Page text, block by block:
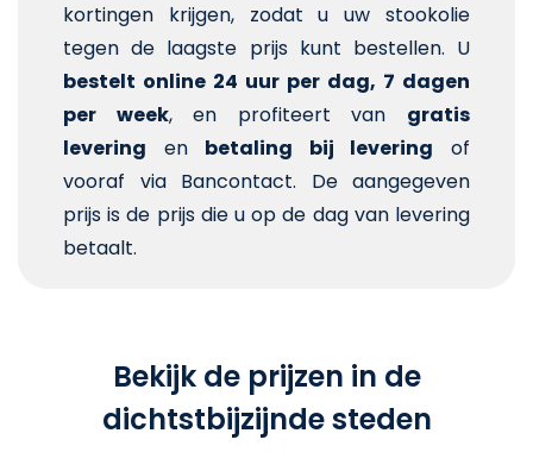
kortingen krijgen, zodat u uw stookolie
tegen de laagste prijs kunt bestellen. U
bestelt online 24 uur per dag, 7 dagen
per week, en profiteert van gratis
levering en betaling bij levering of
vooraf via Bancontact. De aangegeven
prijs is de prijs die u op de dag van levering
betaalt.
Bekijk de prijzen in de
dichtstbijzijnde steden